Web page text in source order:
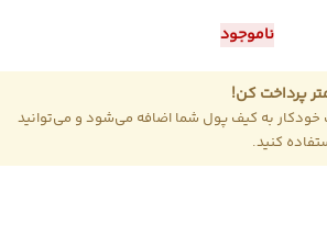
ناموجود
پرداخت کن!
خودکار به کیف پول شما اضافه می‌شود و می‌توانید
کنید.